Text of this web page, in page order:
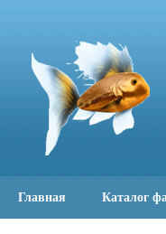
Главная Каталог